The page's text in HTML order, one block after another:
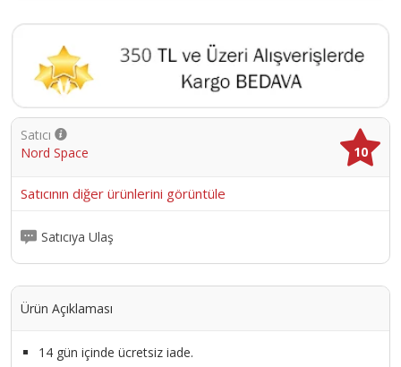
Satıcı
Nord Space
10
Satıcının diğer ürünlerini görüntüle
Satıcıya Ulaş
Ürün Açıklaması
14 gün içinde ücretsiz iade.